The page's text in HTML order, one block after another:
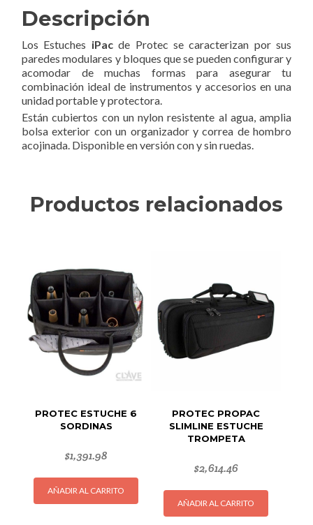
Descripción
Los Estuches iPacde Protec se caracterizan por sus
paredes modulares y bloques que se pueden configurar y
acomodar de muchas formas para asegurar tu
combinación ideal de instrumentos y accesorios en una
unidad portable y protectora.
Están cubiertos con un nylon resistente al agua, amplia
bolsa exterior con un organizador y correa de hombro
acojinada. Disponible en versión con y sin ruedas.
Productos relacionados
PROTEC ESTUCHE 6
SORDINAS
$1,391.98
AÑADIR AL CARRITO
PROTEC PROPAC
SLIMLINE ESTUCHE
TROMPETA
$2,614.46
AÑADIR AL CARRITO